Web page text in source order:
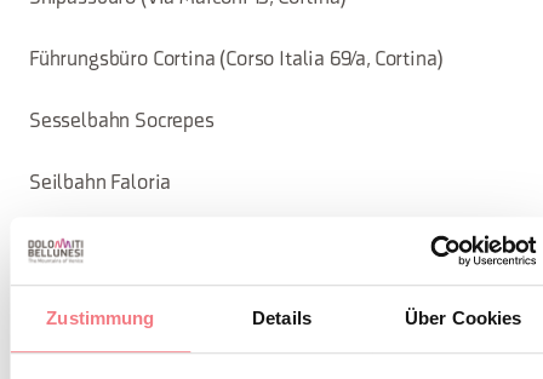
Zustimmung Details Über Cookies
Führungsbüro Cortina (Corso Italia 69/a, Cortina)
Sesselbahn Socrepes
Seilbahn Faloria
Gondelbahn Freccia nel Cielo
Sesselbahn Rio Gere-Pian Bigontina